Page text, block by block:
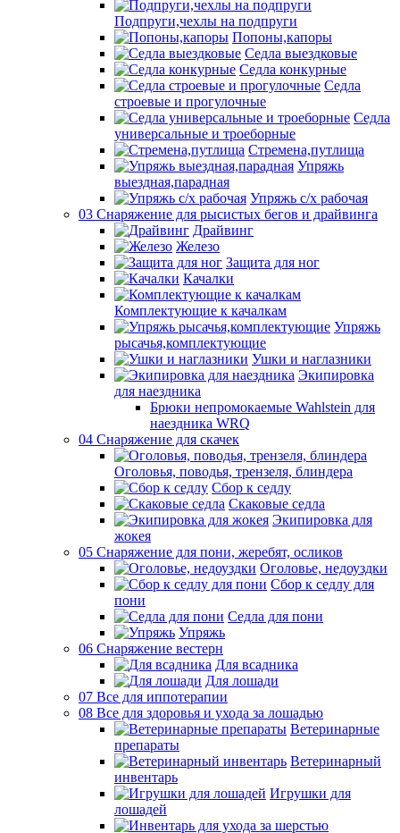
Подпруги,чехлы на подпруги
Попоны,капоры
Седла выездковые
Седла конкурные
Седла
строевые и прогулочные
Седла
универсальные и троеборные
Стремена,путлища
Упряжь
выездная,парадная
Упряжь с/х рабочая
03 Снаряжение для рысистых бегов и драйвинга
Драйвинг
Железо
Защита для ног
Качалки
Комплектующие к качалкам
Упряжь
рысачья,комплектующие
Ушки и наглазники
Экипировка
для наездника
Брюки непромокаемые Wahlstein для
наездника WRQ
04 Снаряжение для скачек
Оголовья, поводья, трензеля, блиндера
Сбор к седлу
Скаковые седла
Экипировка для
жокея
05 Снаряжение для пони, жеребят, осликов
Оголовье, недоуздки
Сбор к седлу для
пони
Седла для пони
Упряжь
06 Снаряжение вестерн
Для всадника
Для лошади
07 Все для иппотерапии
08 Все для здоровья и ухода за лошадью
Ветеринарные
препараты
Ветеринарный
инвентарь
Игрушки для
лошадей